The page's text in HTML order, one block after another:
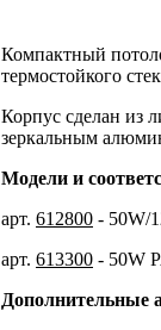
Компактный
термостойкого
Корпус сделан из
зеркальным
Модели и
арт. 612800 - 50W/
арт. 613300 - 50W
Дополнительные